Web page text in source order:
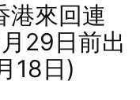
港來回連
29日前出
18日)